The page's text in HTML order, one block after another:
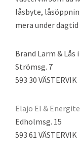
låsbyte,
mera under
Brand Larm & Lås
Strömsg. 7
593 30 VÄSTERVIK
Elajo El &
Edholmsg. 15
593 61 VÄSTERVIK